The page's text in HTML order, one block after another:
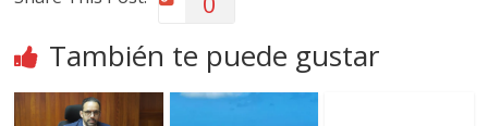
También te puede gustar